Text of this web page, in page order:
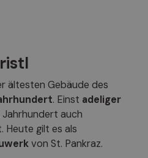
ältesten Gebäude des
. Einst adeliger
Jahrhundert auch
gilt es als
von St. Pankraz.